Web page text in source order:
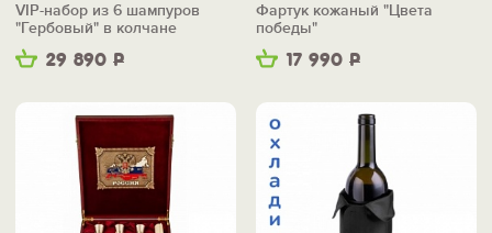
29 890 Р
VIP-набор из 6 шампуров
"Гербовый" в колчане
17 990 Р
Фартук кожаный "Цвета
победы"